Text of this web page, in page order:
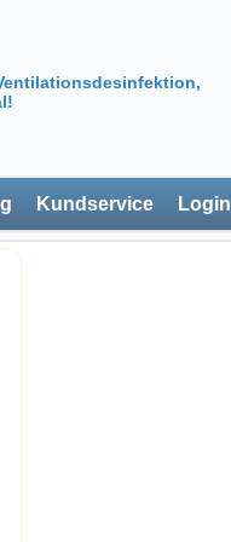
Kundservice Login